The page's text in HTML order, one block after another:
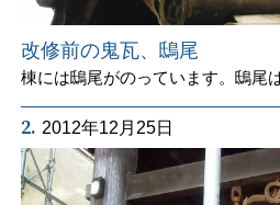
改修前の鬼瓦、鴟尾
棟には鴟尾がのっています。鴟尾
2. 2012年12月25日